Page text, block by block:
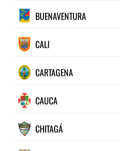
BUENAVENTURA
CALI
CARTAGENA
CAUCA
CHITAGÁ